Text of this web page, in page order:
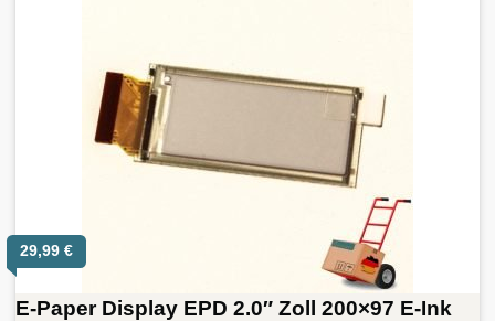
29,99 €
E-Paper Display EPD 2.0″ Zoll 200×97 E-Ink